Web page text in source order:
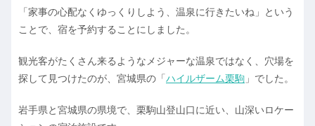
「家事の心配なくゆっくりしよう、温泉に行きたいね」という
ことで、宿を予約することにしました。
観光客がたくさん来るようなメジャーな温泉ではなく、穴場を
探して見つけたのが、宮城県の「 ハイルザーム栗駒 」でした。
岩手県と宮城県の県境で、栗駒山登山口に近い、山深いロケー